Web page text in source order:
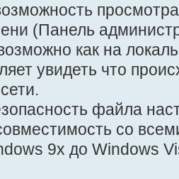
(Панель
как на
увидеть что
файла
со
9x до Windows